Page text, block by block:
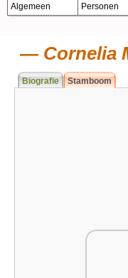
Algemeen Personen
Cornelia
Biografie Stamboom